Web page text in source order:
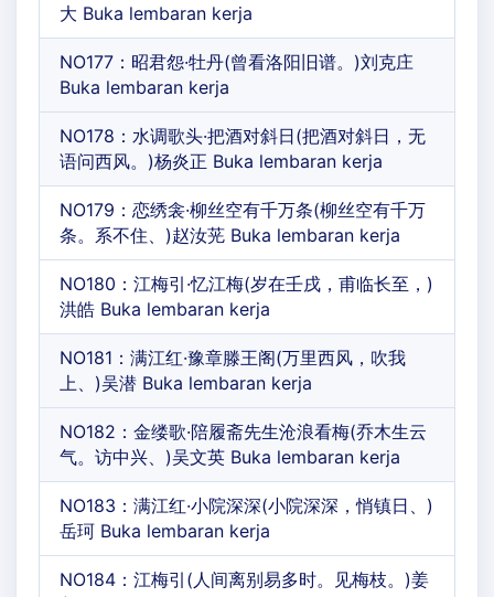
大 Buka lembaran kerja
NO177：昭君怨·牡丹(曾看洛阳旧谱。)刘克庄
Buka lembaran kerja
NO178：水调歌头·把酒对斜日(把酒对斜日，无
语问西风。)杨炎正 Buka lembaran kerja
NO179：恋绣衾·柳丝空有千万条(柳丝空有千万
条。系不住、)赵汝茪 Buka lembaran kerja
NO180：江梅引·忆江梅(岁在壬戌，甫临长至，)
洪皓 Buka lembaran kerja
NO181：满江红·豫章滕王阁(万里西风，吹我
上、)吴潜 Buka lembaran kerja
NO182：金缕歌·陪履斋先生沧浪看梅(乔木生云
气。访中兴、)吴文英 Buka lembaran kerja
NO183：满江红·小院深深(小院深深，悄镇日、)
岳珂 Buka lembaran kerja
NO184：江梅引(人间离别易多时。见梅枝。)姜